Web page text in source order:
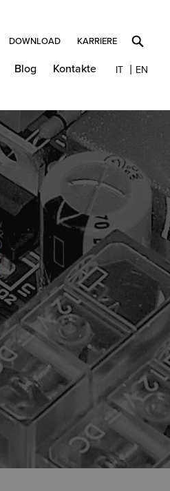
Blog Kontakte IT EN
DOWNLOAD KARRIERE